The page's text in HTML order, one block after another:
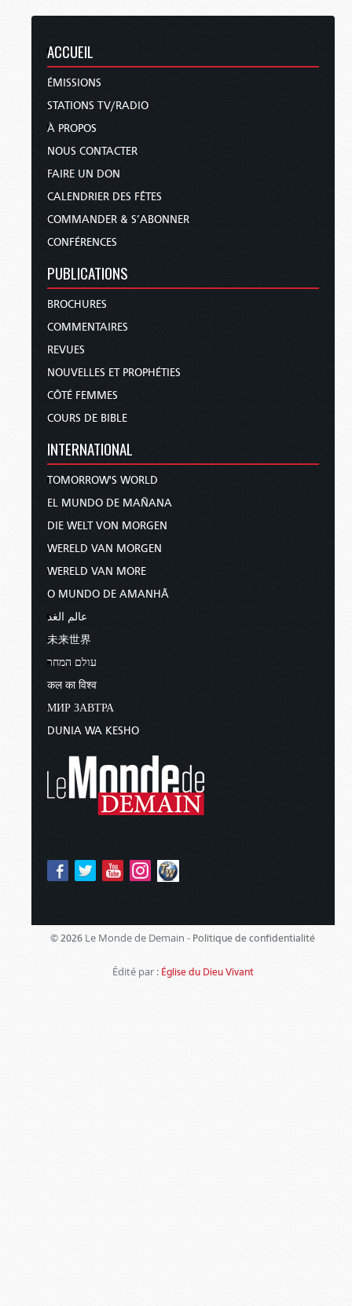
ACCUEIL
ÉMISSIONS
STATIONS TV/RADIO
À PROPOS
NOUS CONTACTER
FAIRE UN DON
CALENDRIER DES FÊTES
COMMANDER & S’ABONNER
CONFÉRENCES
PUBLICATIONS
BROCHURES
COMMENTAIRES
REVUES
NOUVELLES ET PROPHÉTIES
CÔTÉ FEMMES
COURS DE BIBLE
INTERNATIONAL
TOMORROW'S WORLD
EL MUNDO DE MAÑANA
DIE WELT VON MORGEN
WERELD VAN MORGEN
WERELD VAN MORE
O MUNDO DE AMANHÃ
عالم الغد
未来世界
עולם המחר
कल का विश्व
МИР ЗАВТРА
DUNIA WA KESHO
© 2026 Le Monde de Demain - Politique de confidentialité
Édité par : Église du Dieu Vivant